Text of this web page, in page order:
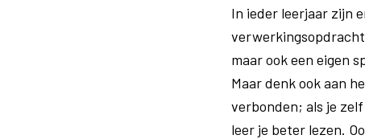
In ieder leerjaar zijn
maar ook een eigen
Maar denk ook aan
verbonden; als je
leer je beter lezen.